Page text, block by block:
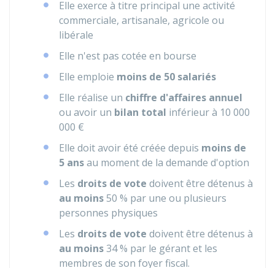
Elle exerce à titre principal une activité
commerciale, artisanale, agricole ou
libérale
Elle n'est pas cotée en bourse
Elle emploie moins de 50 salariés
Elle réalise un chiffre d'affaires annuel
ou avoir un bilan total inférieur à 10 000
000 €
Elle doit avoir été créée depuis moins de
5 ansau moment de la demande d'option
Les droits de vote doivent être détenus à
au moins50 % par une ou plusieurs
personnes physiques
Les droits de vote doivent être détenus à
au moins34 % par le gérant et les
membres de son foyer fiscal.